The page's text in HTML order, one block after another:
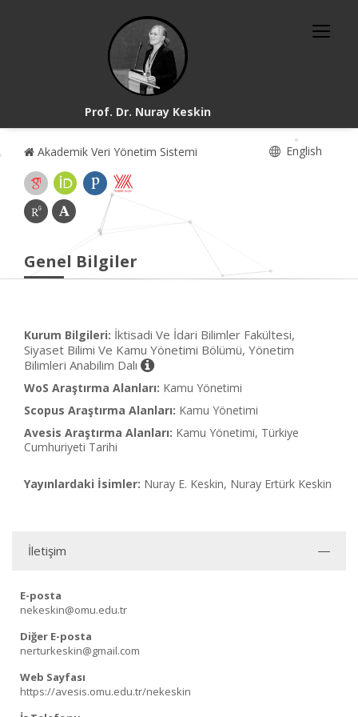
Prof. Dr. Nuray Keskin
Akademik Veri Yönetim Sistemi English
Genel Bilgiler
Kurum Bilgileri: İktisadi Ve İdari Bilimler Fakültesi,
Siyaset Bilimi Ve Kamu Yönetimi Bölümü, Yönetim
Bilimleri Anabilim Dalı
WoS Araştırma Alanları: Kamu Yönetimi
Scopus Araştırma Alanları: Kamu Yönetimi
Avesis Araştırma Alanları: Kamu Yönetimi, Türkiye
Cumhuriyeti Tarihi
Yayınlardaki İsimler: Nuray E. Keskin, Nuray Ertürk Keskin
İletişim
E-posta
nekeskin@omu.edu.tr
Diğer E-posta
nerturkeskin@gmail.com
Web Sayfası
https://avesis.omu.edu.tr/nekeskin